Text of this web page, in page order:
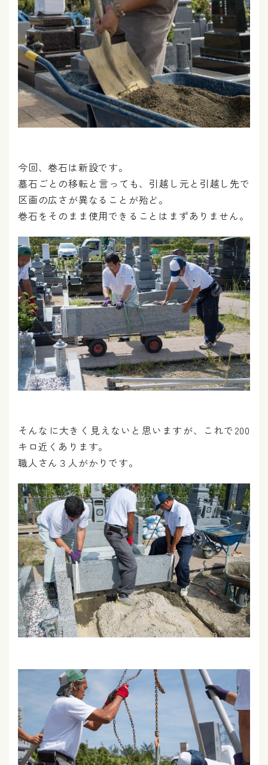
今回、巻石は新設です。
墓石ごとの移転と言っても、引越し元と引越し先で
区画の広さが異なることが殆ど。
巻石をそのまま使用できることはまずありません。
そんなに大きく見えないと思いますが、これで200
キロ近くあります。
職人さん３人がかりです。